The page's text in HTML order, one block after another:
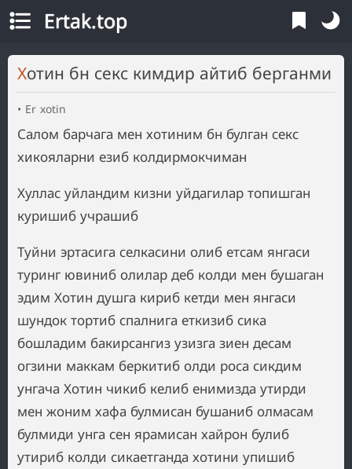
Ertak.top
Хотин бн секс кимдир айтиб берганми
Er xotin
Салом барчага мен хотиним бн булган секс
хикояларни езиб колдирмокчиман
Хуллас уйландим кизни уйдагилар топишган
куришиб учрашиб
Туйни эртасига селкасини олиб етсам янгаси
туринг ювиниб олилар деб колди мен бушаган
эдим Хотин душга кириб кетди мен янгаси
шундок тортиб спалнига еткизиб сика
бошладим бакирсангиз узизга зиен десам
огзини маккам беркитиб олди роса сикдим
унгача Хотин чикиб келиб енимизда утирди
мен жоним хафа булмисан бушаниб олмасам
булмиди унга сен ярамисан хайрон булиб
утириб колди сикаетганда хотини упишиб